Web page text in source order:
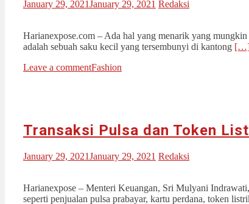
January 29, 2021January 29, 2021 Redaksi
Harianexpose.com – Ada hal yang menarik yang
adalah sebuah saku kecil yang tersembunyi di kantong
Leave a commentFashion
Transaksi Pulsa dan Token
January 29, 2021January 29, 2021 Redaksi
Harianexpose – Menteri Keuangan, Sri Mulyani
seperti penjualan pulsa prabayar, kartu perdana, token